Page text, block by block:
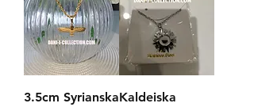
3.5cm SyrianskaKaldeiska